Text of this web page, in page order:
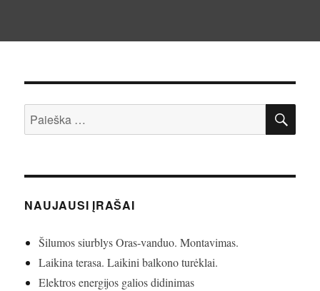
Ieškoti:
NAUJAUSI ĮRAŠAI
Šilumos siurblys Oras-vanduo. Montavimas.
Laikina terasa. Laikini balkono turėklai.
Elektros energijos galios didinimas